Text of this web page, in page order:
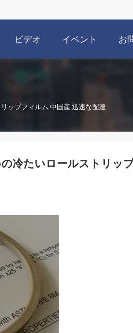
ビデオ イベント お
ップフィルム 中国産 迅速な配達
冷たいロールストリッ